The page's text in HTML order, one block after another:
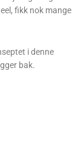
fikk nok mange
i denne
bak.